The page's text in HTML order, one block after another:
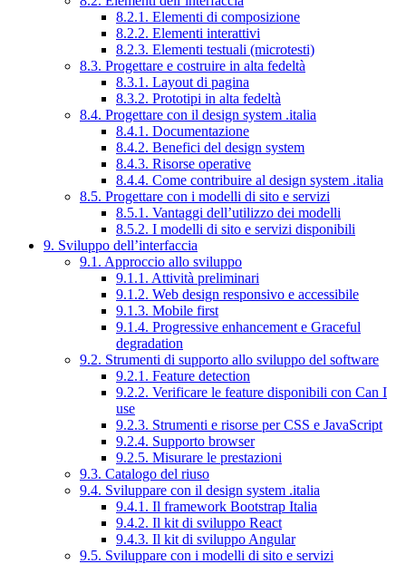
8.2.1. Elementi di composizione
8.2.2. Elementi interattivi
8.2.3. Elementi testuali (microtesti)
8.3. Progettare e costruire in alta fedeltà
8.3.1. Layout di pagina
8.3.2. Prototipi in alta fedeltà
8.4. Progettare con il design system .italia
8.4.1. Documentazione
8.4.2. Benefici del design system
8.4.3. Risorse operative
8.4.4. Come contribuire al design system .italia
8.5. Progettare con i modelli di sito e servizi
8.5.1. Vantaggi dell’utilizzo dei modelli
8.5.2. I modelli di sito e servizi disponibili
9. Sviluppo dell’interfaccia
9.1. Approccio allo sviluppo
9.1.1. Attività preliminari
9.1.2. Web design responsivo e accessibile
9.1.3. Mobile first
9.1.4. Progressive enhancement e Graceful
degradation
9.2. Strumenti di supporto allo sviluppo del software
9.2.1. Feature detection
9.2.2. Verificare le feature disponibili con Can I
use
9.2.3. Strumenti e risorse per CSS e JavaScript
9.2.4. Supporto browser
9.2.5. Misurare le prestazioni
9.3. Catalogo del riuso
9.4. Sviluppare con il design system .italia
9.4.1. Il framework Bootstrap Italia
9.4.2. Il kit di sviluppo React
9.4.3. Il kit di sviluppo Angular
9.5. Sviluppare con i modelli di sito e servizi